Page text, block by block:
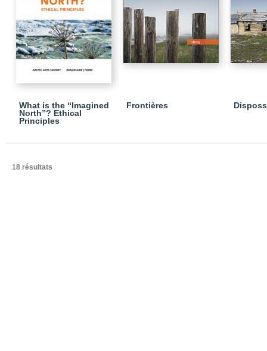
What is the “Imagined
North”? Ethical
Principles
Frontières
18 résultats